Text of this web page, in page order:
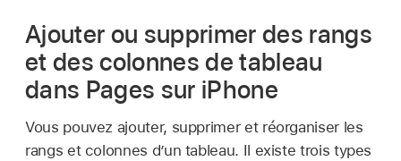
Ajouter ou supprimer des rangs
et des colonnes de tableau
dans Pages sur iPhone
Vous pouvez ajouter, supprimer et réorganiser les
rangs et colonnes d’un tableau. Il existe trois types